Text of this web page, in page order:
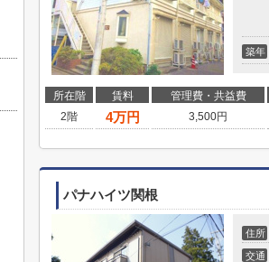
築年
所在階 賃料 管理費・共益費
2階
4万円 3,500円
パナハイツ関根
住所
交通